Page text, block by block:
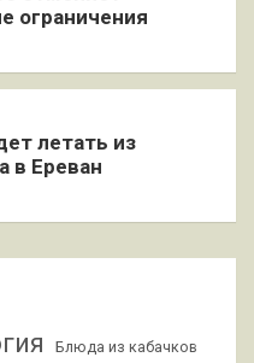
ограничения
летать из
в Ереван
Блюда из кабачков